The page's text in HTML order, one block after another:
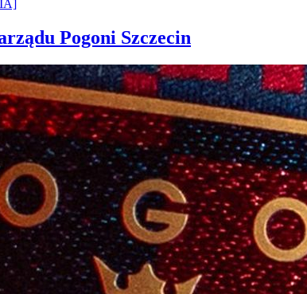
Pogoni Szczecin